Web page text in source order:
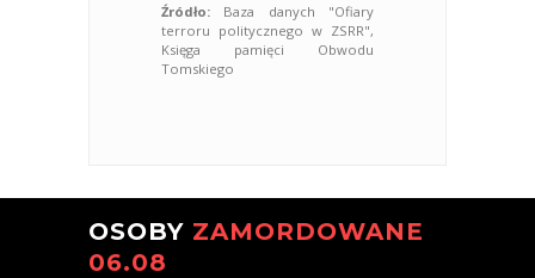
Źródło: Baza danych "Ofiary
terroru politycznego w ZSRR",
Księga pamięci Obwodu
Tomskiego
OSOBY ZAMORDOWANE
06.08